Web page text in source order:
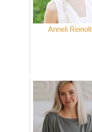
Anneli Reinolt